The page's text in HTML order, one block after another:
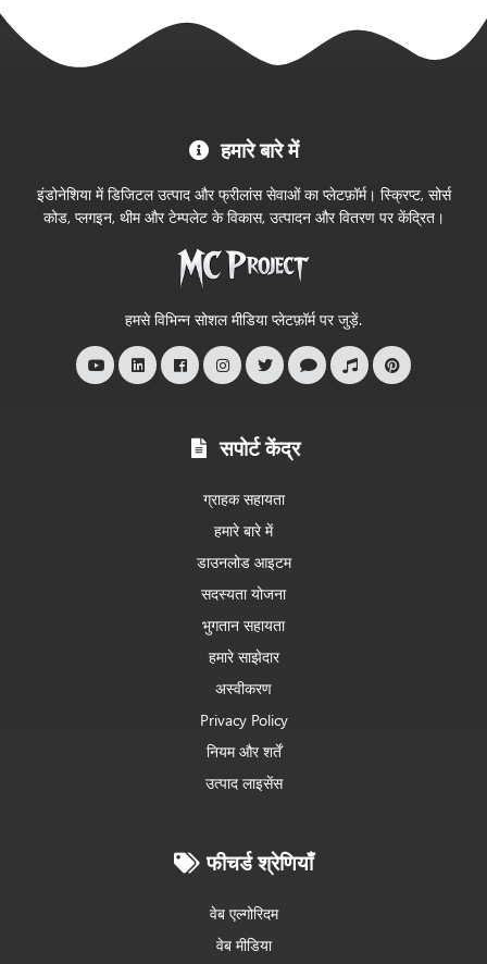
आधिकारिक
हमारे बारे में
इंडोनेशिया में डिजिटल उत्पाद और फ्रीलांस सेवाओं का प्लेटफ़ॉर्म। स्क्रिप्ट, सोर्स
कोड, प्लगइन, थीम और टेम्पलेट के विकास, उत्पादन और वितरण पर केंद्रित।
हमसे विभिन्न सोशल मीडिया प्लेटफ़ॉर्म पर जुड़ें.
सपोर्ट केंद्र
ग्राहक सहायता
हमारे बारे में
डाउनलोड आइटम
सदस्यता योजना
भुगतान सहायता
हमारे साझेदार
अस्वीकरण
Privacy Policy
नियम और शर्तें
उत्पाद लाइसेंस
फीचर्ड श्रेणियाँ
वेब एल्गोरिदम
वेब मीडिया